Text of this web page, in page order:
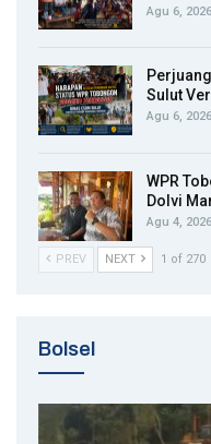
Agu 6, 2026
Sulut
Agu 6, 2026
WPR
Dolvi
Agu 4, 2026
PREV NEXT 1 of 270
Bolsel